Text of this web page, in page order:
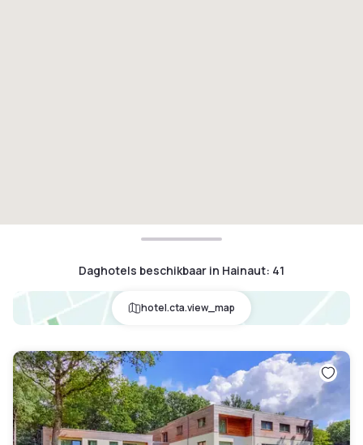
Daghotels beschikbaar in Hainaut: 41
hotel.cta.view_map